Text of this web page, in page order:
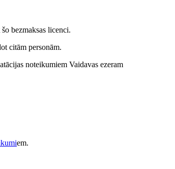
bezmaksas licenci.
citām personām.
noteikumiem Vaidavas ezeram
em.